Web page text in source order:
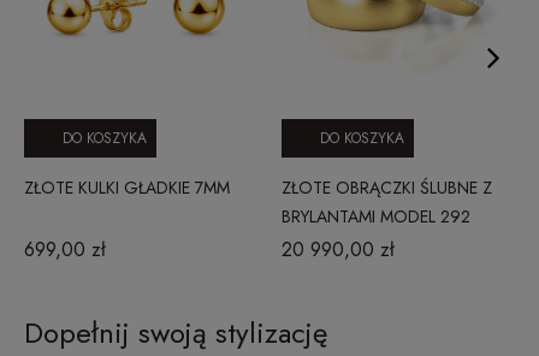
ZŁOTE KULKI GŁADKIE 7MM
699,00 zł
DO KOSZYKA
ZŁOTE OBRĄCZKI ŚLUBNE Z
BRYLANTAMI MODEL 292
ŻÓŁTE ZŁOTO
20 990,00 zł
DO KOSZYKA
Dopełnij swoją stylizację